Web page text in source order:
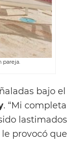
pareja.
bajo el
. “Mi completa
lastimados
provocó que